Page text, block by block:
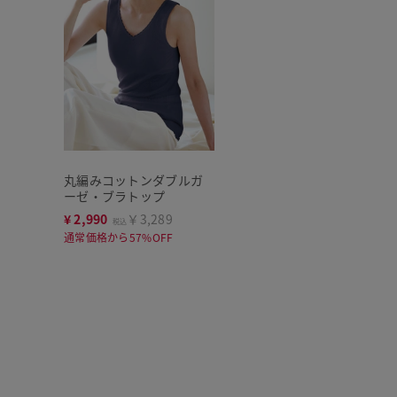
丸編みコットンダブルガ
ーゼ・ブラトップ
¥2,990 税込 ￥3,289
通常価格から57%OFF